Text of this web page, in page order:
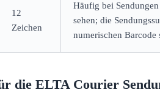
12
Zeichen
Häufig bei
sehen; die
numerischen
die ELTA Courier